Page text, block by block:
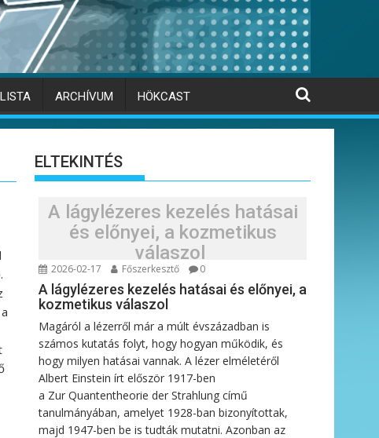
LISTA ARCHÍVUM HÖKCAST
ELTEKINTÉS
A lágylézeres kezelés hatásai
és előnyei, a kozmetikus
válaszol
2026-02-17 Főszerkesztő 0
A lágylézeres kezelés hatásai és előnyei, a
kozmetikus válaszol
Magáról a lézerről már a múlt évszázadban is
számos kutatás folyt, hogy hogyan működik, és
hogy milyen hatásai vannak. A lézer elméletéről
Albert Einstein írt először 1917-ben
a Zur Quantentheorie der Strahlung című
tanulmányában, amelyet 1928-ban bizonyítottak,
majd 1947-ben be is tudták mutatni. Azonban az